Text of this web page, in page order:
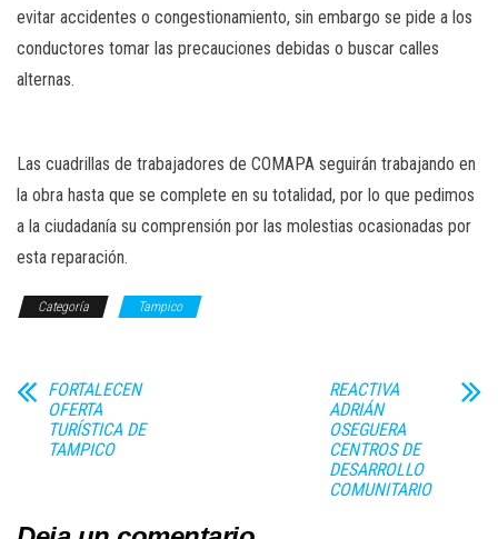
evitar accidentes o congestionamiento, sin embargo se pide a los
conductores tomar las precauciones debidas o buscar calles
alternas.
Las cuadrillas de trabajadores de COMAPA seguirán trabajando en
la obra hasta que se complete en su totalidad, por lo que pedimos
a la ciudadanía su comprensión por las molestias ocasionadas por
esta reparación.
Categoría Tampico
FORTALECEN
OFERTA
TURÍSTICA DE
TAMPICO
REACTIVA
ADRIÁN
OSEGUERA
CENTROS DE
DESARROLLO
COMUNITARIO